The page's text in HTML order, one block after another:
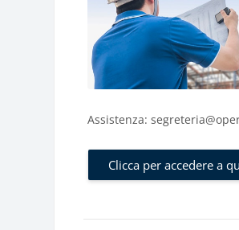
Assistenza:
Clicca per accedere a